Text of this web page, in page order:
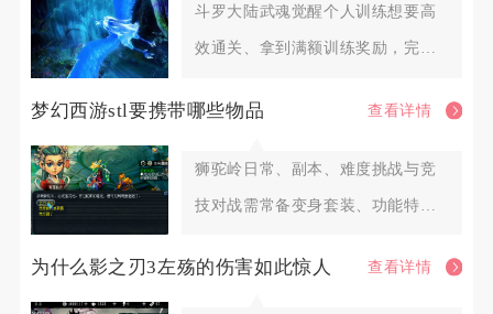
斗罗大陆武魂觉醒个人训练想要高
效通关、拿到满额训练奖励，完整
梦幻西游stl要携带哪些物品 查看详情
狮驼岭日常、副本、难度挑战与竞
技对战需常备变身套装、功能特技
为什么影之刃3左殇的伤害如此惊人 查看详情